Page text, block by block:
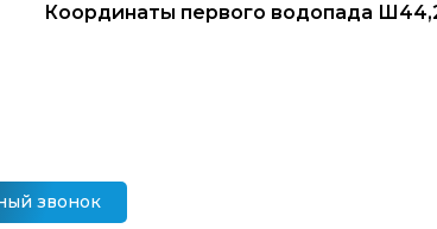
звонок
Координаты первого водопада